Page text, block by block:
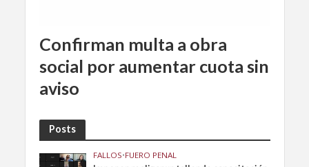
Confirman multa a obra
social por aumentar cuota sin
aviso
Posts
FALLOS•FUERO PENAL